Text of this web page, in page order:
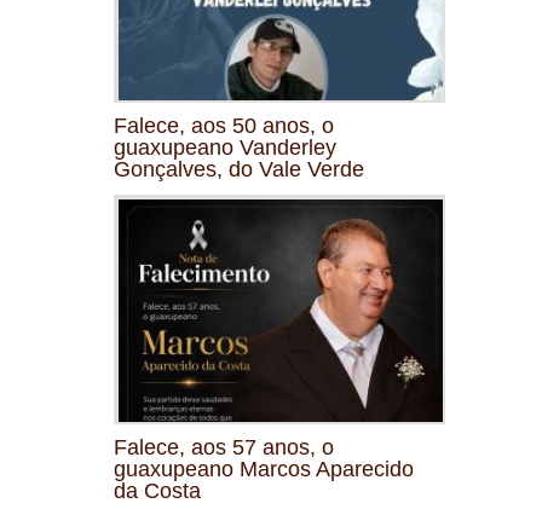
Falece, aos 50 anos, o
guaxupeano Vanderley
Gonçalves, do Vale Verde
Falece, aos 57 anos, o
guaxupeano Marcos Aparecido
da Costa